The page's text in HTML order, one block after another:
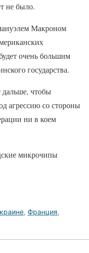
не было.
Макроном
очень большим
государства.
дальше, чтобы
агрессию со стороны
ни в коем
микрочипы
, Франция,